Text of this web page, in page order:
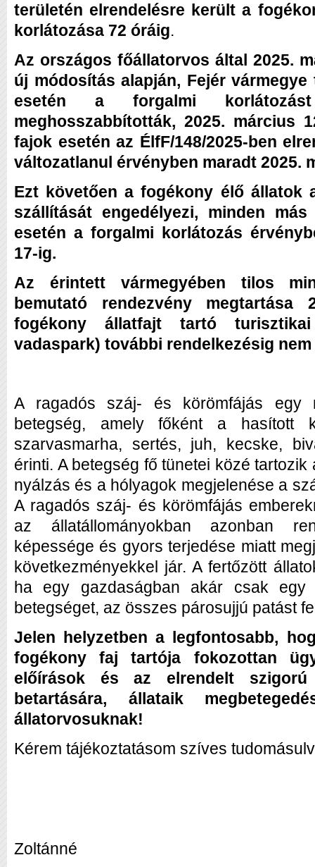
területén elrendelésre került a
korlátozása 72 óráig.
Az országos főállatorvos által 2025.
új módosítás alapján, Fejér
esetén a forgalmi
meghosszabbították, 2025. március
fajok esetén az ÉlfF/148/2025-ben
változatlanul érvényben maradt 2025.
Ezt követően a fogékony élő állatok
szállítását engedélyezi, minden
esetén a forgalmi korlátozás
17-ig.
Az érintett vármegyében tilos
bemutató rendezvény
fogékony állatfajt tartó
vadaspark) további rendelkezésig
A ragadós száj- és körömfájás egy
betegség, amely főként a hasított
szarvasmarha, sertés, juh, kecske,
érinti. A betegség fő tünetei közé
nyálzás és a hólyagok megjelenése a
A ragadós száj- és körömfájás
az állatállományokban azonban
képessége és gyors terjedése miatt
következményekkel jár. A fertőzött
ha egy gazdaságban akár csak
betegséget, az összes párosujjú patást
Jelen helyzetben a legfontosabb,
fogékony faj tartója fokozottan
előírások és az elrendelt szigorú
betartására, állataik
állatorvosuknak!
Kérem tájékoztatásom szíves
Zoltánné